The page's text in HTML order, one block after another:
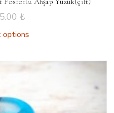
₺
options